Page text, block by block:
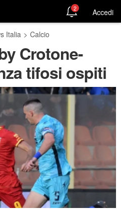
2 Accedi
Italia > Calcio
Crotone-
tifosi ospiti